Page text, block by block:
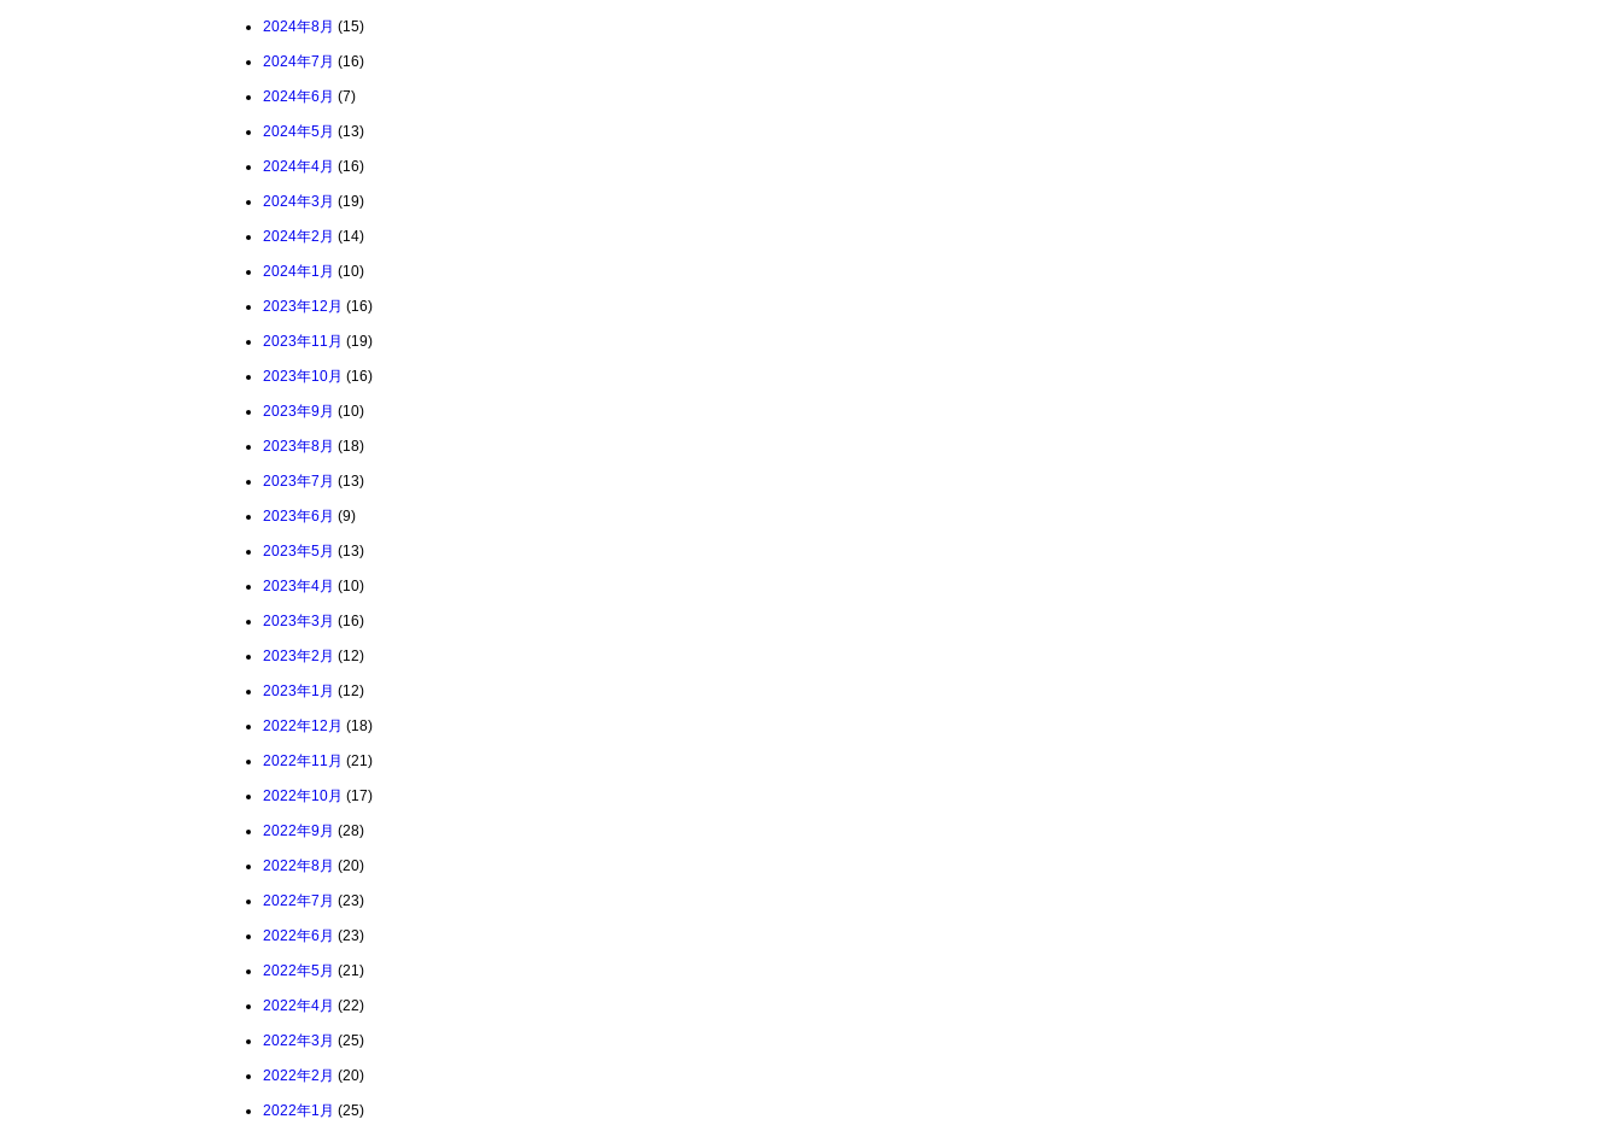
2024年8月 (15)
2024年7月 (16)
2024年6月 (7)
2024年5月 (13)
2024年4月 (16)
2024年3月 (19)
2024年2月 (14)
2024年1月 (10)
2023年12月 (16)
2023年11月 (19)
2023年10月 (16)
2023年9月 (10)
2023年8月 (18)
2023年7月 (13)
2023年6月 (9)
2023年5月 (13)
2023年4月 (10)
2023年3月 (16)
2023年2月 (12)
2023年1月 (12)
2022年12月 (18)
2022年11月 (21)
2022年10月 (17)
2022年9月 (28)
2022年8月 (20)
2022年7月 (23)
2022年6月 (23)
2022年5月 (21)
2022年4月 (22)
2022年3月 (25)
2022年2月 (20)
2022年1月 (25)